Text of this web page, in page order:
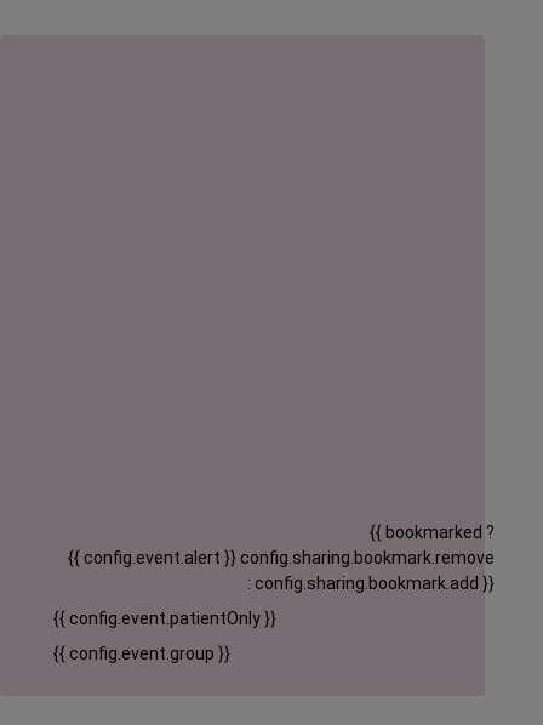
{{ config.event.alert }}
{{ bookmarked ?
config.sharing.bookmark.remove
: config.sharing.bookmark.add }}
{{ config.event.patientOnly }}
{{ config.event.group }}